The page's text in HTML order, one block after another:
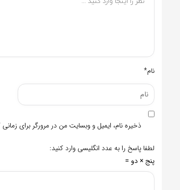
نام*
ذخیره نام، ایمیل و وبسایت من در مرورگر برای
لطفا پاسخ را به عدد انگلیسی وارد کنید:
پنج × دو =